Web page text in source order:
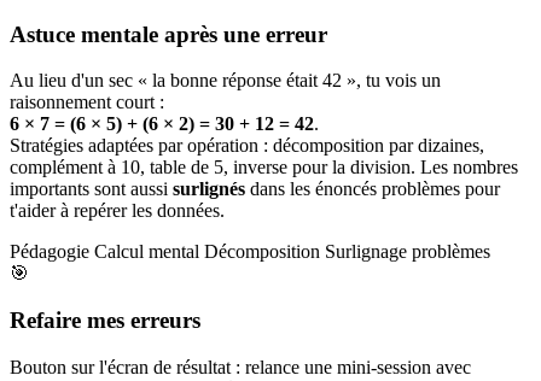
Astuce mentale après une erreur
Au lieu d'un sec « la bonne réponse était 42 », tu vois un
raisonnement court :
6 × 7 = (6 × 5) + (6 × 2) = 30 + 12 = 42.
Stratégies adaptées par opération : décomposition par dizaines,
complément à 10, table de 5, inverse pour la division. Les nombres
importants sont aussi surlignés dans les énoncés problèmes pour
t'aider à repérer les données.
Pédagogie Calcul mental Décomposition Surlignage problèmes
🎯
Refaire mes erreurs
Bouton sur l'écran de résultat : relance une mini-session avec